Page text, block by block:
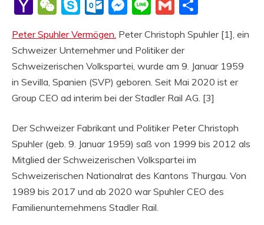
Yahoo
WeChat
SkypeOutlook.com
Messenger
LineGmail
Peter Spuhler Vermögen. Peter Christoph Spuhler [1], ein
Schweizer Unternehmer und Politiker der
Schweizerischen Volkspartei, wurde am 9. Januar 1959
in Sevilla, Spanien (SVP) geboren. Seit Mai 2020 ist er
Group CEO ad interim bei der Stadler Rail AG. [3]
Der Schweizer Fabrikant und Politiker Peter Christoph
Spuhler (geb. 9. Januar 1959) saß von 1999 bis 2012 als
Mitglied der Schweizerischen Volkspartei im
Schweizerischen Nationalrat des Kantons Thurgau. Von
1989 bis 2017 und ab 2020 war Spuhler CEO des
Familienunternehmens Stadler Rail.